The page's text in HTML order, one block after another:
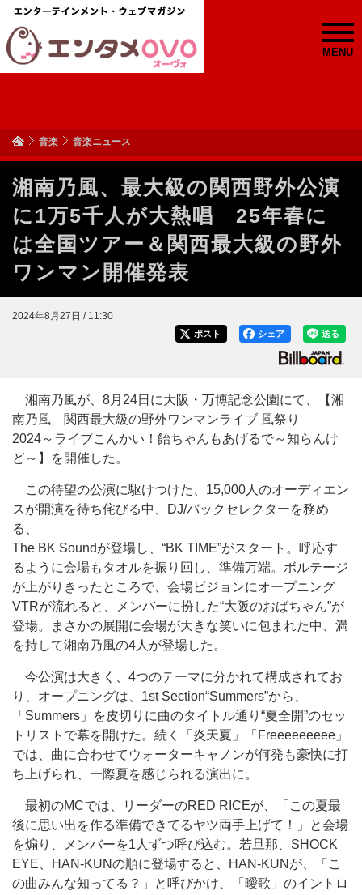
MENU
音楽 音楽ニュース
湘南乃風、最大級の関西野外公演
に1万5千人が大熱唱 25年春に
は全国ツアー＆関西最大級の野外
ワンマン開催発表
2024年8月27日 / 11:30
送る
シェア
ポスト
湘南乃風が、8月24日に大阪・万博記念公園にて、【湘
南乃風 関西最大級の野外ワンマンライブ 風祭り
2024～ライブこんかい！飴ちゃんもあげるで～知らんけ
ど～】を開催した。
この待望の公演に駆けつけた、15,000人のオーディエン
スが開演を待ち侘びる中、DJ/バックセレクターを務め
る、
The BK Soundが登場し、“BK TIME”がスタート。呼応す
るように会場もタオルを振り回し、準備万端。ボルテージ
が上がりきったところで、会場ビジョンにオープニング
VTRが流れると、メンバーに扮した“大阪のおばちゃん”が
登場。まさかの展開に会場が大きな笑いに包まれた中、満
を持して湘南乃風の4人が登場した。
今公演は大きく、4つのテーマに分かれて構成されてお
り、オープニングは、1st Section“Summers”から、
「Summers」を皮切りに曲のタイトル通り“夏全開”のセッ
トリストで幕を開けた。続く「炎天夏」「Freeeeeeeee」
では、曲に合わせてウォーターキャノンが何発も豪快に打
ち上げられ、一際夏を感じられる演出に。
最初のMCでは、リーダーのRED RICEが、「この夏最
後に思い出を作る準備できてるヤツ両手上げて！」と会場
を煽り、メンバーを1人ずつ呼び込む。若旦那、SHOCK
EYE、HAN-KUNの順に登場すると、HAN-KUNが、「こ
の曲みんな知ってる？」と呼びかけ、「曖歌」のイントロ